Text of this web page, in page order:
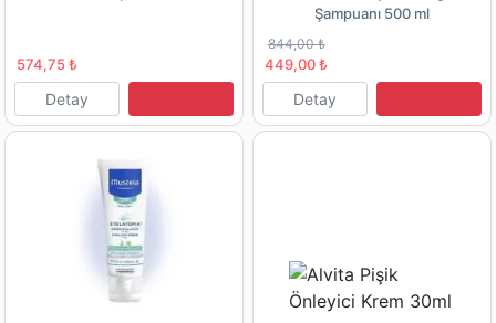
574,75 ₺
Detay
Şampuanı 500 ml
844,00 ₺
449,00 ₺
Detay